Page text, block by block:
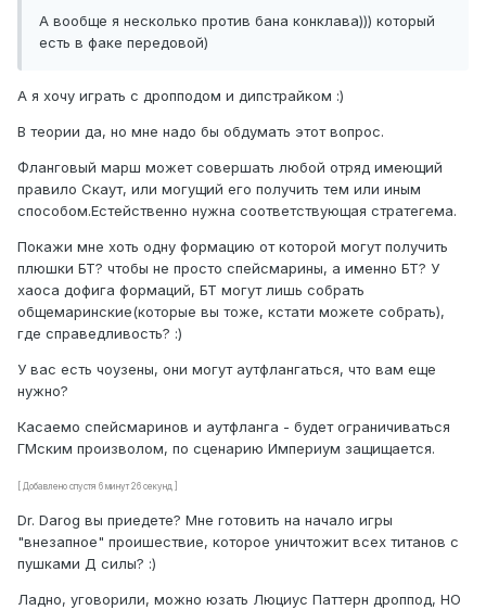
А вообще я несколько против бана конклава))) который
есть в факе передовой)
А я хочу играть с дропподом и дипстрайком :)
В теории да, но мне надо бы обдумать этот вопрос.
Фланговый марш может совершать любой отряд имеющий
правило Скаут, или могущий его получить тем или иным
способом.Естейственно нужна соответствующая стратегема.
Покажи мне хоть одну формацию от которой могут получить
плюшки БТ? чтобы не просто спейсмарины, а именно БТ? У
хаоса дофига формаций, БТ могут лишь собрать
общемаринские(которые вы тоже, кстати можете собрать),
где справедливость? :)
У вас есть чоузены, они могут аутфлангаться, что вам еще
нужно?
Касаемо спейсмаринов и аутфланга - будет ограничиваться
ГМским произволом, по сценарию Империум защищается.
[ Добавлено спустя 6 минут 26 секунд ]
Dr. Darog вы приедете? Мне готовить на начало игры
"внезапное" проишествие, которое уничтожит всех титанов с
пушками Д силы? :)
Ладно, уговорили, можно юзать Люциус Паттерн дроппод, НО